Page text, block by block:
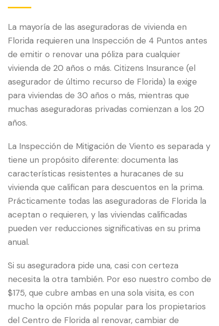
La mayoría de las aseguradoras de vivienda en
Florida requieren una Inspección de 4 Puntos antes
de emitir o renovar una póliza para cualquier
vivienda de 20 años o más. Citizens Insurance (el
asegurador de último recurso de Florida) la exige
para viviendas de 30 años o más, mientras que
muchas aseguradoras privadas comienzan a los 20
años.
La Inspección de Mitigación de Viento es separada y
tiene un propósito diferente: documenta las
características resistentes a huracanes de su
vivienda que califican para descuentos en la prima.
Prácticamente todas las aseguradoras de Florida la
aceptan o requieren, y las viviendas calificadas
pueden ver reducciones significativas en su prima
anual.
Si su aseguradora pide una, casi con certeza
necesita la otra también. Por eso nuestro combo de
$175, que cubre ambas en una sola visita, es con
mucho la opción más popular para los propietarios
del Centro de Florida al renovar, cambiar de